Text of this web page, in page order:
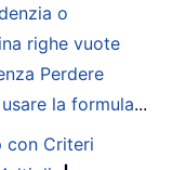
o
righe vuote
Perdere
la formula...
con Criteri